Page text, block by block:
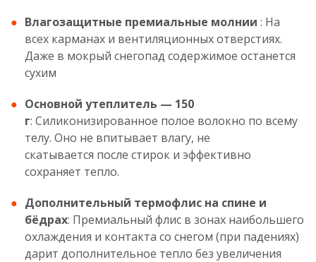
Влагозащитные премиальные молнии : На
всех карманах и вентиляционных отверстиях.
Даже в мокрый снегопад содержимое останется
сухим
Основной утеплитель — 150
г: Силиконизированное полое волокно по всему
телу. Оно не впитывает влагу, не
скатывается после стирок и эффективно
сохраняет тепло.
Дополнительный термофлис на спине и
бёдрах: Премиальный флис в зонах наибольшего
охлаждения и контакта со снегом (при падениях)
дарит дополнительное тепло без увеличения